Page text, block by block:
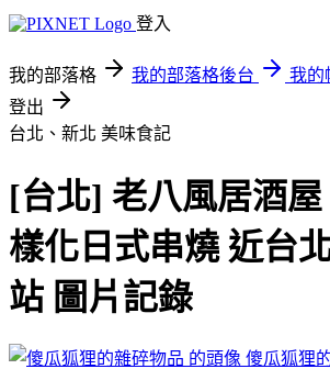
登入
我的部落格 我的部落格後台
我的
登出
台北、新北 美味食記
[台北] 老八風居酒
樣化日式串燒 近台
站 圖片記錄
傻瓜狐狸